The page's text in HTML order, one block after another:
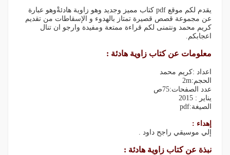
يقدم لكم موقع pdf كتاب مميز وجديد وهو زاوية هادئةْوهو عبارة
عن مجموعة قصص قصيرة تمتاز بالهدوء و الإسقاطات من تقديم
كريم محمد ونتمنى لكم قراءة ممتعة ومفيدة وارجو ان تنال
اعجابكم.
معلومات عن كتاب زاوية هادئة :
اعداد :كريم محمد
الحجم:2m
عدد الصفحات:75ص
يناير : 2015
الصيغة:pdf
إهداء :
إلي موسيقي راجح داود .
نبذة عن كتاب زاوية هادئة :